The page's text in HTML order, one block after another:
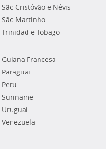
São Cristóvão e Névis
São Martinho
Trinidad e Tobago
Guiana Francesa
Paraguai
Peru
Suriname
Uruguai
Venezuela